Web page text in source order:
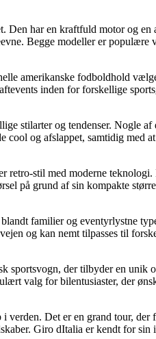
Den har en kraftfuld motor og
Begge modeller er
amerikanske fodboldhold
inden for forskellige
stilarter og tendenser. Nogle
cool og afslappet, samtidig med
retro-stil med moderne
på grund af sin kompakte
familier og eventyrlystne
og kan nemt tilpasses til
sportsvogn, der tilbyder en
valg for bilentusiaster, der
verden. Det er en grand tour,
Giro dItalia er kendt for